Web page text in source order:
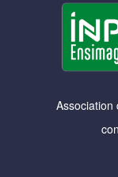
Association